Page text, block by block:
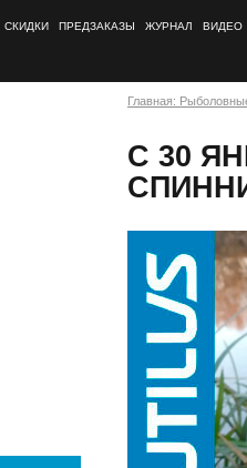
СКИДКИ ПРЕДЗАКАЗЫ ЖУРНАЛ ВИДЕО
Главная:
С 30